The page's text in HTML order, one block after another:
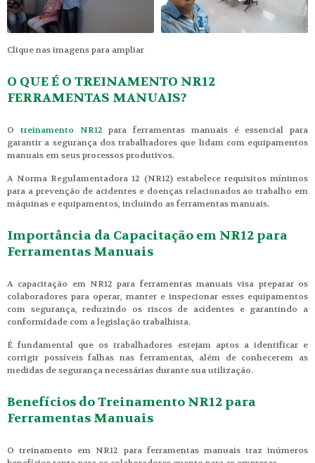
Clique nas imagens para ampliar
O QUE É O TREINAMENTO NR12
FERRAMENTAS MANUAIS?
O treinamento NR12 para ferramentas manuais é essencial para
garantir a segurança dos trabalhadores que lidam com equipamentos
manuais em seus processos produtivos.
A Norma Regulamentadora 12 (NR12) estabelece requisitos mínimos
para a prevenção de acidentes e doenças relacionados ao trabalho em
máquinas e equipamentos, incluindo as ferramentas manuais.
Importância da Capacitação em NR12 para
Ferramentas Manuais
A capacitação em NR12 para ferramentas manuais visa preparar os
colaboradores para operar, manter e inspecionar esses equipamentos
com segurança, reduzindo os riscos de acidentes e garantindo a
conformidade com a legislação trabalhista.
É fundamental que os trabalhadores estejam aptos a identificar e
corrigir possíveis falhas nas ferramentas, além de conhecerem as
medidas de segurança necessárias durante sua utilização.
Benefícios do Treinamento NR12 para
Ferramentas Manuais
O treinamento em NR12 para ferramentas manuais traz inúmeros